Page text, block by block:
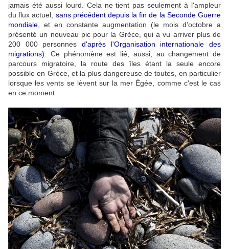
jamais été aussi lourd. Cela ne tient pas seulement à l'ampleur
du flux actuel, sans précédent depuis la fin de la Seconde Guerre
mondiale , et en constante augmentation (le mois d'octobre a
présenté un nouveau pic pour la Grèce, qui a vu arriver plus de
200 000 personnes
d'après l'Organisation internationale des
migrations) . Ce phénomène est lié, aussi, au changement de
parcours migratoire, la route des îles étant la seule encore
possible en Grèce, et la plus dangereuse de toutes, en particulier
lorsque les vents se lèvent sur la mer Égée, comme c'est le cas
en ce moment.